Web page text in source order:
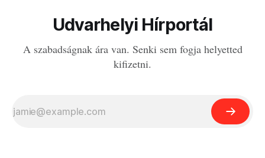
Udvarhelyi Hírportál
A szabadságnak ára van. Senki sem fogja helyetted
kifizetni.